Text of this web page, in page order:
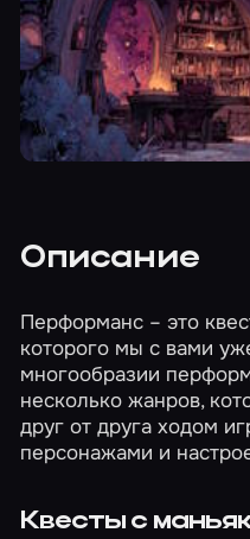
Описание
Перформанс – это
которого мы с вами
многообразии
несколько жанров,
друг от друга ходом
персонажами и
Квесты с